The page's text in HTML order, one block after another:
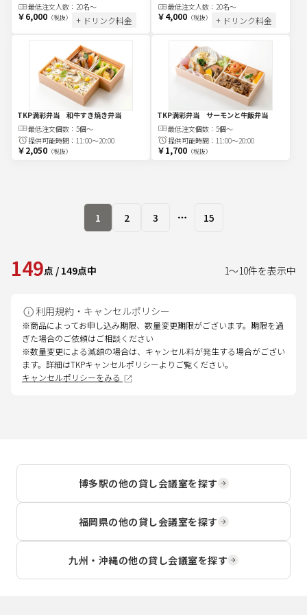
最低注文人数： 20名〜
￥6,000（税抜） + ドリンク料金
最低注文人数： 20名〜
￥4,000（税抜） + ドリンク料金
TKP満彩弁当 和牛すき焼き弁当
最低注文個数： 5個～
提供可能時間： 11:00～20:00
￥2,050（税抜）
TKP満彩弁当 サーモンと牛飯弁当
最低注文個数： 5個～
提供可能時間： 11:00～20:00
￥1,700（税抜）
1 2 3 More pages
15
149点 / 149点中 1～10件を表示中
利用規約・キャンセルポリシー
※商品によってお申し込み期限、数量変更期限がございます。期限を過
ぎた場合のご依頼はご相談ください
※数量変更による減額の場合は、キャンセル料が発生する場合がござい
ます。詳細はTKPキャンセルポリシーよりご覧ください。
キャンセルポリシーをみる
博多駅の他の貸し会議室を探す
福岡県の他の貸し会議室を探す
九州・沖縄の他の貸し会議室を探す